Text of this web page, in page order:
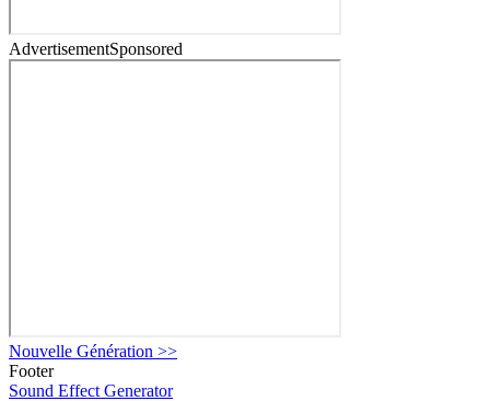
AdvertisementSponsored
Nouvelle Génération >>
Footer
Sound Effect Generator